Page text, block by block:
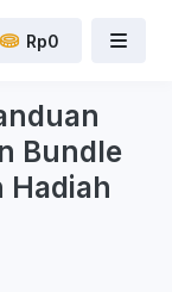
Rp0
Bundle
Hadiah